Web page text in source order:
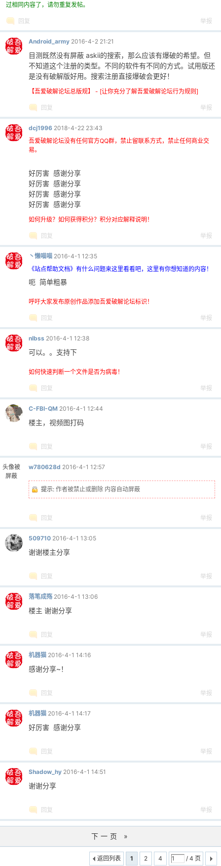
过相同内容了，请勿重复发帖。
回复 举报
Android_army 2016-4-2 21:21
目测既然没有屏蔽 askii的搜索，那么应该有爆破的希望。但
不知道这个注册的类型。不同的软件有不同的方式。试用版还
是没有破解版好用。搜索注册直接爆破会更好！
【吾爱破解论坛总版规】 - [让你充分了解吾爱破解论坛行为规则]
回复 举报
dcj1996 2018-4-22 23:43
吾爱破解论坛没有任何官方QQ群，禁止留联系方式，禁止任何商业交
易。
好厉害 感谢分享
好厉害 感谢分享
好厉害 感谢分享
好厉害 感谢分享
如何升级？如何获得积分？积分对应解释说明！
回复 举报
丶懒喵喵 2016-4-1 12:35
《站点帮助文档》有什么问题来这里看看吧，这里有你想知道的内容！
呃 简单粗暴
呼吁大家发布原创作品添加吾爱破解论坛标识！
回复 举报
nlbss 2016-4-1 12:38
可以。。支持下
如何快速判断一个文件是否为病毒！
回复 举报
C-FBI-QM 2016-4-1 12:44
楼主，视频图打码
回复 举报
头像被
屏蔽
w780628d 2016-4-1 12:57
提示: 作者被禁止或删除 内容自动屏蔽
回复 举报
509710 2016-4-1 13:05
谢谢楼主分享
回复 举报
落笔成殇 2016-4-1 13:06
楼主 谢谢分享
回复 举报
机器猫 2016-4-1 14:16
感谢分享~！
回复 举报
机器猫 2016-4-1 14:17
好厉害 感谢分享
回复 举报
Shadow_hy 2016-4-1 14:51
谢谢分享
回复 举报
下一页 »
1 2 4 / 4 页
返回列表